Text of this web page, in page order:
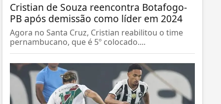
Cristian de Souza reencontra Botafogo-
PB após demissão como líder em 2024
Agora no Santa Cruz, Cristian reabilitou o time
pernambucano, que é 5º colocado....